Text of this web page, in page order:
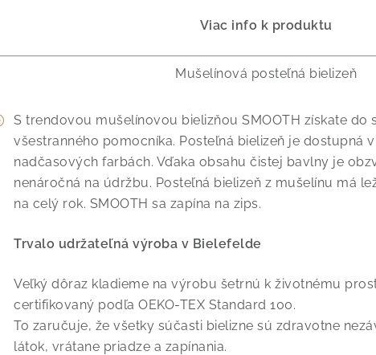
Viac info k produktu
Mušelínová posteľná bielizeň
S trendovou mušelínovou bielizňou SMOOTH získate do
všestranného pomocníka. Posteľná bielizeň je dostupná
nadčasových farbách. Vďaka obsahu čistej bavlny je
nenáročná na údržbu. Posteľná bielizeň z mušelínu má
na celý rok. SMOOTH sa zapína na zips.
Trvalo udržateľná výroba v Bielefelde
Veľký dôraz kladieme na výrobu šetrnú k životnému
certifikovaný podľa OEKO-TEX Standard 100.
To zaručuje, že všetky súčasti bielizne sú zdravotne
látok, vrátane priadze a zapínania.